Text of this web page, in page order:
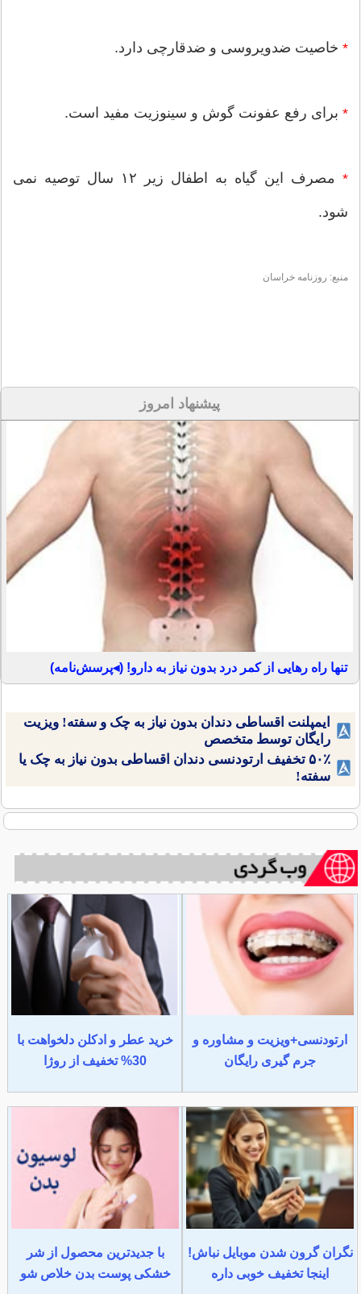
*خاصیت ضدویروسی و ضدقارچی دارد.
*برای رفع عفونت گوش و سینوزیت مفید است.
* مصرف این گیاه به اطفال زیر ۱۲ سال توصیه نمی
شود.
منبع: روزنامه خراسان
پیشنهاد امروز
تنها راه رهایی از کمر درد بدون نیاز به دارو! (◂پرسش‌نامه)
ایمپلنت اقساطی دندان بدون نیاز به چک و سفته! ویزیت
رایگان توسط متخصص
۵۰٪ تخفیف ارتودنسی دندان اقساطی بدون نیاز به چک یا
سفته!
ارتودنسی+ویزیت و مشاوره و
جرم گیری رایگان
خرید عطر و ادکلن دلخواهت با
30% تخفیف از روژا
نگران گرون شدن موبایل نباش!
اینجا تخفیف خوبی داره
با جدیدترین محصول از شر
خشکی پوست بدن خلاص شو